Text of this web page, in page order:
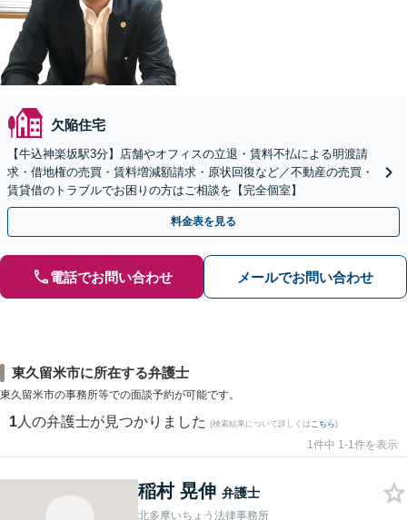
欠陥住宅
【牛込神楽坂駅3分】店舗やオフィスの立退・賃料不払による明渡請
求・借地権の売買・賃料増減額請求・原状回復など／不動産の売買・
賃貸借のトラブルでお困りの方はご相談を【完全個室】
料金表を見る
電話でお問い合わせ メールでお問い合わせ
東久留米市に所在する弁護士
東久留米市の事務所等での面談予約が可能です。
1 人の弁護士が見つかりました (検索結果について詳しくは こちら)
1件中 1-1件を表示
稲村 晃伸 弁護士
北多摩いちょう法律事務所